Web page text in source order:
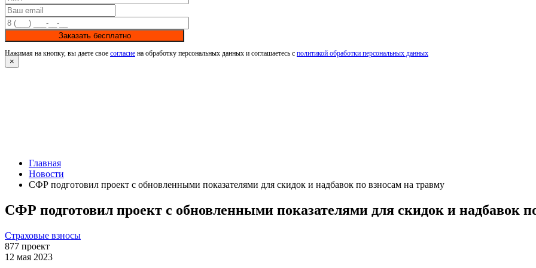
Заказать бесплатно
Нажимая на кнопку, вы даете свое согласие на обработку персональных данных и соглашаетесь с политикой обработки персональных данных
×
Главная
Новости
СФР подготовил проект с обновленными показателями для скидок и надбавок по взносам на травму
СФР подготовил проект с обновленными показателями для скидок и надбавок
Страховые взносы
877 проект
12 мая 2023